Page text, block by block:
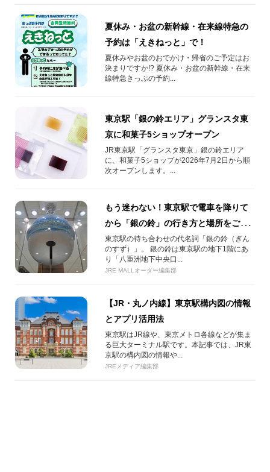
夏休み・お盆の新幹線・在来線特急の
予約は「えきねっと」で！
夏休みやお盆のおでかけ・帰省のご予定はお
決まりですか!? 夏休み・お盆の新幹線・在来
線特急きっぷの予約...
東京駅「銀の鈴エリア」グランスタ東
京に和菓子5ショップオープン
JR東京駅「グランスタ東京」銀の鈴エリア
に、和菓子5ショップが2026年7月2日から順
次オープンします。...
もう迷わない！東京駅で電車を降りて
から「銀の鈴」の行き方と場所をご案
内！
東京駅の待ち合わせの代名詞「銀の鈴（ぎん
のすず）」。 銀の鈴は東京駅の地下1階にあ
り「八重洲地下中央口...
JRE MALLオーダー編集部
【JR・丸ノ内線】東京駅構内図の情報
とアプリ活用法
東京駅はJR線や、東京メトロ各線などが集ま
る巨大ターミナル駅です。本記事では、JR東
京駅の構内図の情報や...
JREメディア編集部